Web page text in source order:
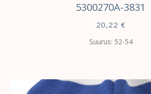
5300270A-3831
20,22 €
Suurus: 52-54